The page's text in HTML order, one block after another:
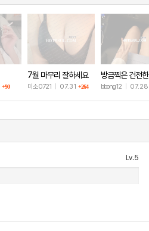
+90
7월 마무리 잘하세요
🫶
미소0721 07.31 +264
방금찍은 건전
샷
bbong12 07.28
Lv.5